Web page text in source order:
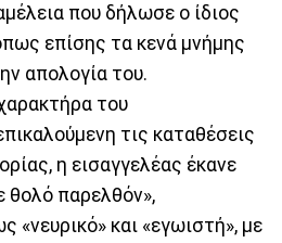
που δήλωσε ο ίδιος
επίσης τα κενά μνήμης
απολογία του.
του
τις καταθέσεις
η εισαγγελέας έκανε
θολό παρελθόν»,
«νευρικό» και «εγωιστή», με